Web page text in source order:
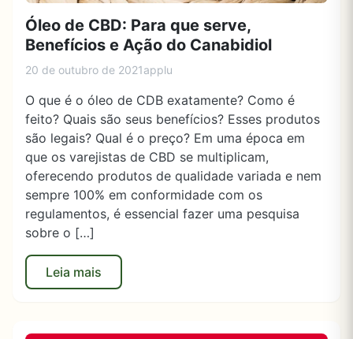
Óleo de CBD: Para que serve,
Benefícios e Ação do Canabidiol
20 de outubro de 2021applu
O que é o óleo de CDB exatamente? Como é
feito? Quais são seus benefícios? Esses produtos
são legais? Qual é o preço? Em uma época em
que os varejistas de CBD se multiplicam,
oferecendo produtos de qualidade variada e nem
sempre 100% em conformidade com os
regulamentos, é essencial fazer uma pesquisa
sobre o […]
Leia mais